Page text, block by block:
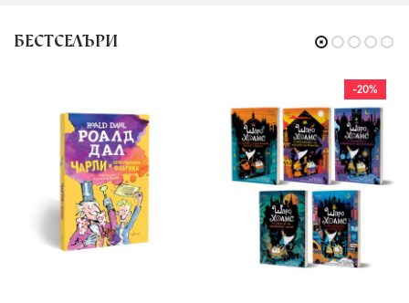
БЕСТСЕЛЪРИ
-20%